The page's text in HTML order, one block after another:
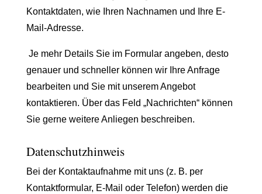
Kontaktdaten, wie Ihren Nachnamen und Ihre E-
Mail-Adresse.
Je mehr Details Sie im Formular angeben, desto
genauer und schneller können wir Ihre Anfrage
bearbeiten und Sie mit unserem Angebot
kontaktieren. Über das Feld „Nachrichten“ können
Sie gerne weitere Anliegen beschreiben.
Datenschutzhinweis
Bei der Kontaktaufnahme mit uns (z. B. per
Kontaktformular, E-Mail oder Telefon) werden die